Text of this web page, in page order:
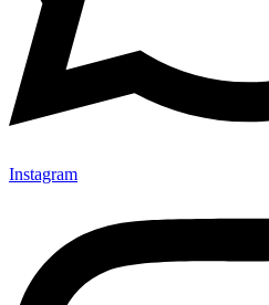
Instagram